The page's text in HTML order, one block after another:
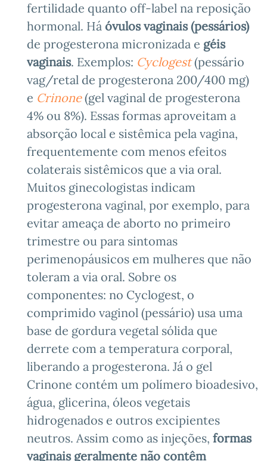
fertilidade quanto off-label na reposição
hormonal. Há óvulos vaginais (pessários)
de progesterona micronizada e géis
vaginais. Exemplos: Cyclogest(pessário
vag/retal de progesterona 200/400 mg)
e Crinone(gel vaginal de progesterona
4% ou 8%). Essas formas aproveitam a
absorção local e sistêmica pela vagina,
frequentemente com menos efeitos
colaterais sistêmicos que a via oral.
Muitos ginecologistas indicam
progesterona vaginal, por exemplo, para
evitar ameaça de aborto no primeiro
trimestre ou para sintomas
perimenopáusicos em mulheres que não
toleram a via oral. Sobre os
componentes: no Cyclogest, o
comprimido vaginol (pessário) usa uma
base de gordura vegetal sólida que
derrete com a temperatura corporal,
liberando a progesterona. Já o gel
Crinone contém um polímero bioadesivo,
água, glicerina, óleos vegetais
hidrogenados e outros excipientes
neutros. Assim como as injeções, formas
vaginais geralmente não contêm